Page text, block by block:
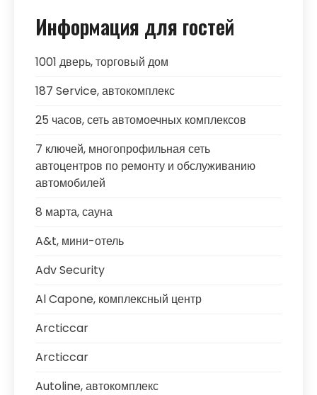
Информация для гостей
1001 дверь, торговый дом
187 Service, автокомплекс
25 часов, сеть автомоечных комплексов
7 ключей, многопрофильная сеть
автоцентров по ремонту и обслуживанию
автомобилей
8 марта, сауна
A&t, мини-отель
Adv Security
Al Capone, комплексный центр
Arcticcar
Arcticcar
Autoline, автокомплекс